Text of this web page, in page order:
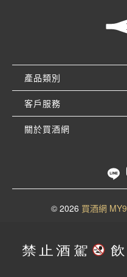
產品類別
客戶服務
關於買酒網
© 2026 買酒網 MY9